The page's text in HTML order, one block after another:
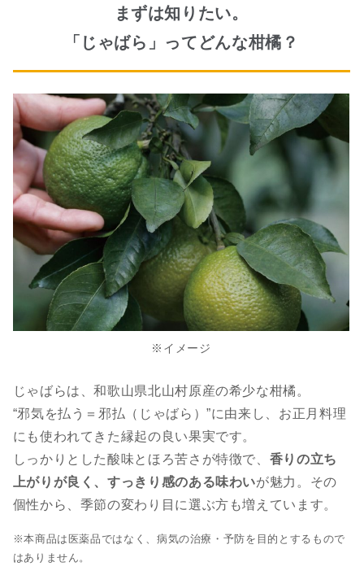
まずは知りたい。
「じゃばら」ってどんな柑橘？
※イメージ
じゃばらは、和歌山県北山村原産の希少な柑橘。
“邪気を払う＝邪払（じゃばら）”に由来し、お正月料理
にも使われてきた縁起の良い果実です。
しっかりとした酸味とほろ苦さが特徴で、 香りの立ち
上がりが良く、すっきり感のある味わいが魅力。その
個性から、季節の変わり目に選ぶ方も増えています。
※本商品は医薬品ではなく、病気の治療・予防を目的とするもので
はありません。